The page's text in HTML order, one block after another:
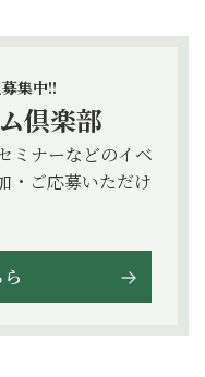
集中!!
倶楽部
ミナーなどのイベ
・ご応募いただけ